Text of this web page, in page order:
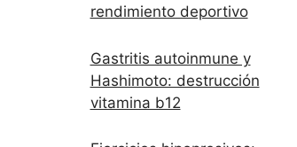
rendimiento deportivo
Gastritis autoinmune y
Hashimoto: destrucción
vitamina b12